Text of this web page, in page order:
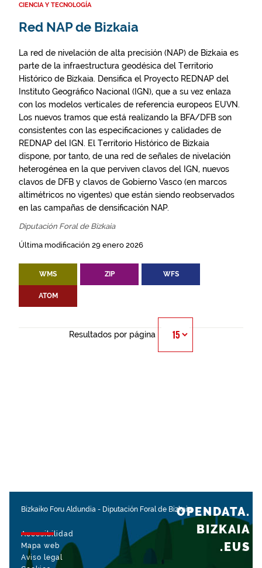
CIENCIA Y TECNOLOGÍA
Red NAP de Bizkaia
La red de nivelación de alta precisión (NAP) de Bizkaia es
parte de la infraestructura geodésica del Territorio
Histórico de Bizkaia. Densifica el Proyecto REDNAP del
Instituto Geográfico Nacional (IGN), que a su vez enlaza
con los modelos verticales de referencia europeos EUVN.
Los nuevos tramos que está realizando la BFA/DFB son
consistentes con las especificaciones y calidades de
REDNAP del IGN. El Territorio Histórico de Bizkaia
dispone, por tanto, de una red de señales de nivelación
heterogénea en la que perviven clavos del IGN, nuevos
clavos de DFB y clavos de Gobierno Vasco (en marcos
altimétricos no vigentes) que están siendo reobservados
en las campañas de densificación NAP.
Diputación Foral de Bizkaia
Última modificación 29 enero 2026
WMS ZIP WFS
ATOM
Resultados por página
Bizkaiko Foru Aldundia - Diputación Foral de Bizkaia
Accesibilidad
Mapa web
Aviso legal
OPENDATA.
BIZKAIA
.EUS